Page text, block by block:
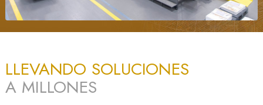
LLEVANDO SOLUCIONES
A MILLONES